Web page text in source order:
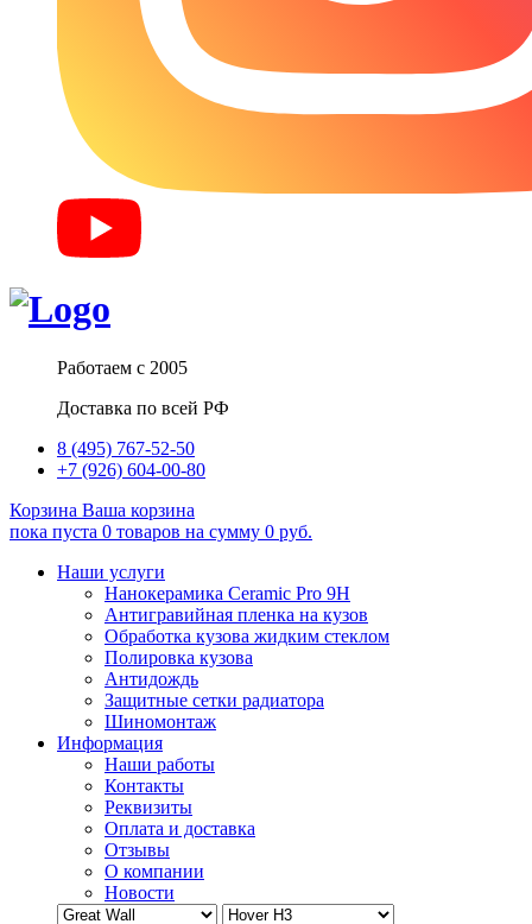
Работаем с 2005
Доставка по всей РФ
8 (495) 767-52-50
+7 (926) 604-00-80
Корзина Ваша корзина
пока пуста 0 товаров на сумму 0 руб.
Наши услуги
Нанокерамика Ceramic Pro 9H
Антигравийная пленка на кузов
Обработка кузова жидким стеклом
Полировка кузова
Антидождь
Защитные сетки радиатора
Шиномонтаж
Информация
Наши работы
Контакты
Реквизиты
Оплата и доставка
Отзывы
О компании
Новости